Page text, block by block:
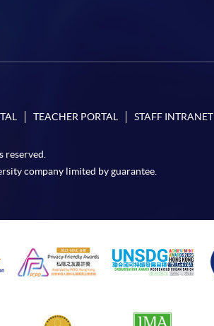
TEACHER PORTAL STAFF INTRANET
company limited by guarantee.